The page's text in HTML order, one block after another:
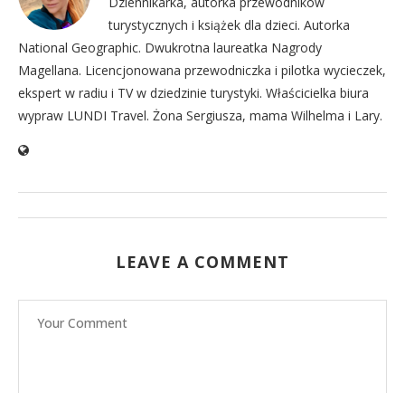
turystycznych i książek dla dzieci. Autorka
National Geographic. Dwukrotna laureatka Nagrody
Magellana. Licencjonowana przewodniczka i pilotka wycieczek,
ekspert w radiu i TV w dziedzinie turystyki. Właścicielka biura
wypraw LUNDI Travel. Żona Sergiusza, mama Wilhelma i Lary.
LEAVE A COMMENT